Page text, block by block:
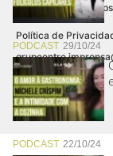
PODCAST 29/10/24
PODCAST 22/10/24
conteúdo digital “
Política de